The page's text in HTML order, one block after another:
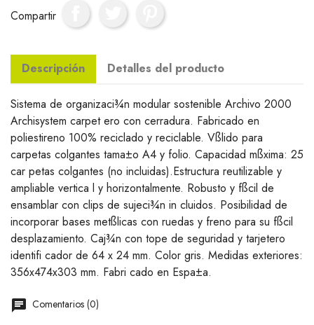
Compartir
Descripción Detalles del producto
Sistema de organizaci¾n modular sostenible Archivo 2000
Archisystem carpet ero con cerradura. Fabricado en
poliestireno 100% reciclado y reciclable. Vßlido para
carpetas colgantes tama±o A4 y folio. Capacidad mßxima: 25
car petas colgantes (no incluidas).Estructura reutilizable y
ampliable vertica l y horizontalmente. Robusto y fßcil de
ensamblar con clips de sujeci¾n in cluidos. Posibilidad de
incorporar bases metßlicas con ruedas y freno para su fßcil
desplazamiento. Caj¾n con tope de seguridad y tarjetero
identifi cador de 64 x 24 mm. Color gris. Medidas exteriores:
356x474x303 mm. Fabri cado en Espa±a.
Comentarios (0)